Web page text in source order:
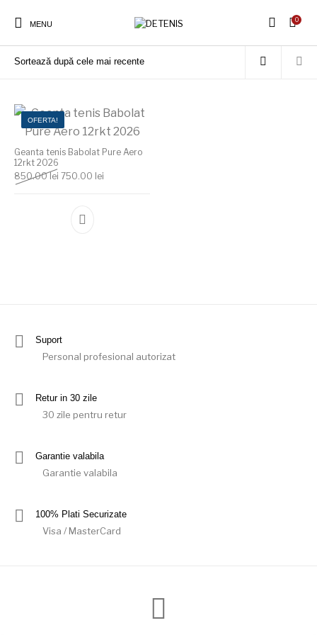
MENU
0
Prima pagină
Produse etichetate „Geanta tenis Babolat Pure Aero 12rkt
OFERTA!
Geanta tenis Babolat Pure Aero
12rkt 2026
850.00 lei Prețul inițial a fost: 850.00 lei.
750.00 lei
Suport
Personal profesional autorizat
Retur in 30 zile
30 zile pentru retur
Garantie valabila
Garantie valabila
100% Plati Securizate
Visa / MasterCard